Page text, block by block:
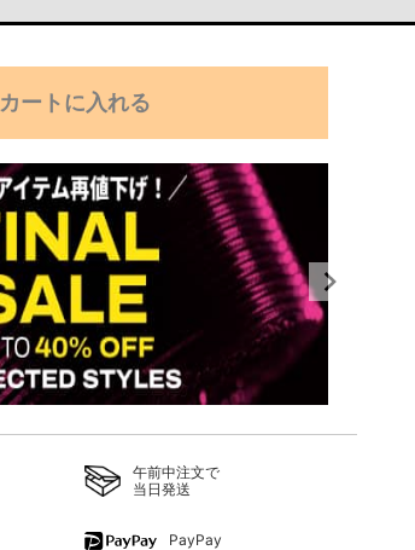
カートに入れる
午前中注文で
当日発送
PayPay
ミニ ハート バッグ